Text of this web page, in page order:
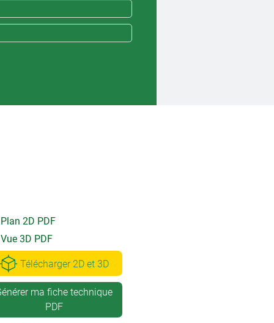
Plan 2D PDF
Vue 3D PDF
Télécharger 2D et 3D
ma fiche technique
PDF